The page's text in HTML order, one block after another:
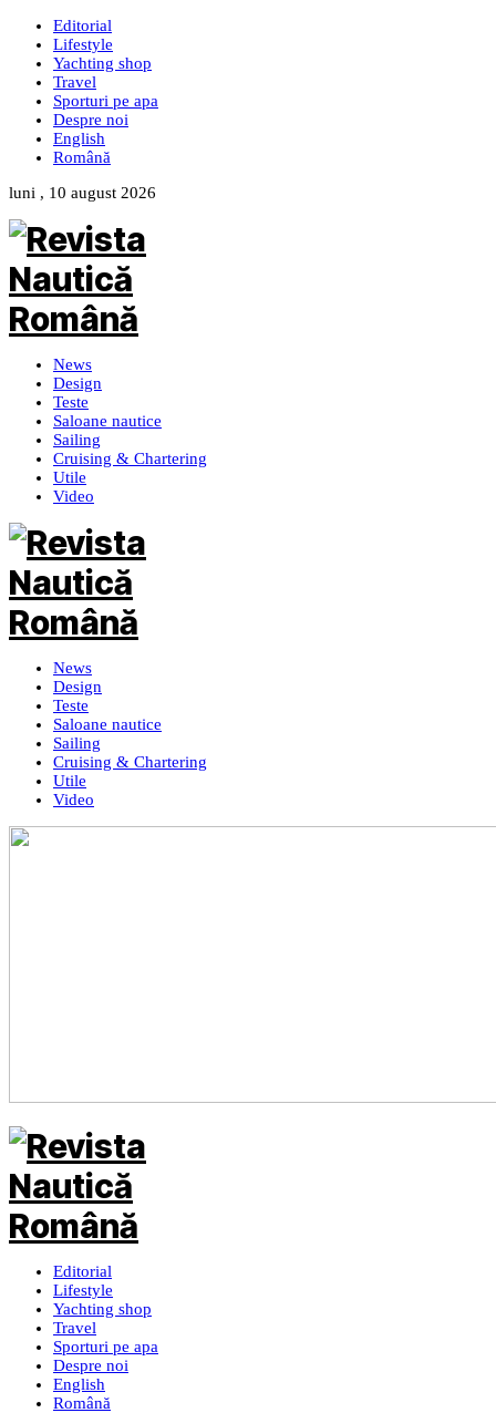
Editorial
Lifestyle
Yachting shop
Travel
Sporturi pe apa
Despre noi
English
Română
luni , 10 august 2026
News
Design
Teste
Saloane nautice
Sailing
Cruising & Chartering
Utile
Video
News
Design
Teste
Saloane nautice
Sailing
Cruising & Chartering
Utile
Video
Editorial
Lifestyle
Yachting shop
Travel
Sporturi pe apa
Despre noi
English
Română